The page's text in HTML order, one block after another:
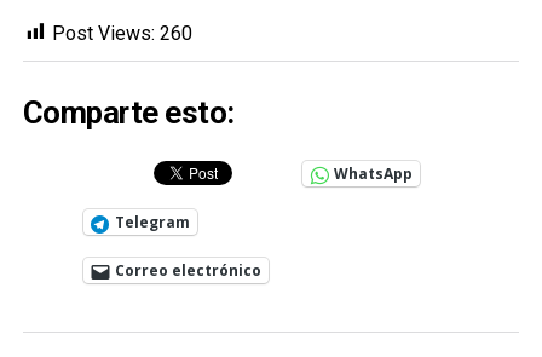
Post Views: 260
Comparte esto:
WhatsApp
Telegram
Correo electrónico